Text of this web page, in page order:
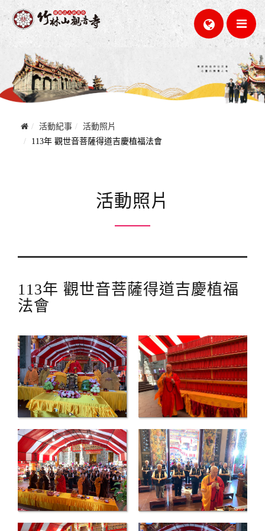
活動紀事
活動照片
113年 觀世音菩薩得道吉慶植福法會
活動照片
113年 觀世音菩薩得道吉慶植福
法會